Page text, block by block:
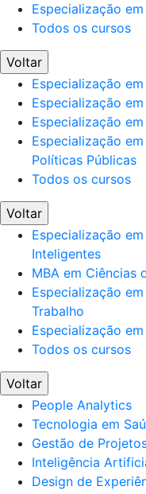
Especialização
Todos os cursos
Voltar
Especialização
Especialização
Especialização
Especialização
Políticas Públicas
Todos os cursos
Voltar
Especialização
Inteligentes
MBA em Ciências
Especialização
Trabalho
Especialização
Todos os cursos
Voltar
People Analytics
Tecnologia em
Gestão de
Inteligência
Design de